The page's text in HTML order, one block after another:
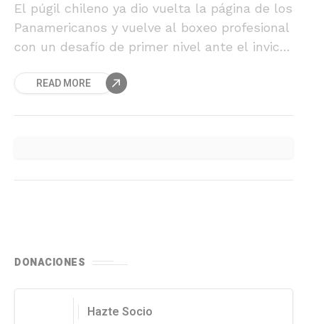
El púgil chileno ya dio vuelta la página de los
Panamericanos y vuelve al boxeo profesional
con un desafío de primer nivel ante el invicto
combate podría optar a una chance al título
READ MORE
DONACIONES
Hazte Socio